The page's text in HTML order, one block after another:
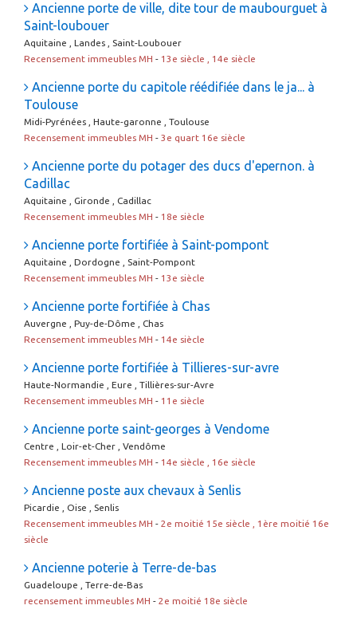
Ancienne porte de ville, dite tour de maubourguet à
Saint-loubouer
Aquitaine , Landes , Saint-Loubouer
Recensement immeubles MH - 13e siècle , 14e siècle
Ancienne porte du capitole réédifiée dans le ja... à
Toulouse
Midi-Pyrénées , Haute-garonne , Toulouse
Recensement immeubles MH - 3e quart 16e siècle
Ancienne porte du potager des ducs d'epernon. à
Cadillac
Aquitaine , Gironde , Cadillac
Recensement immeubles MH - 18e siècle
Ancienne porte fortifiée à Saint-pompont
Aquitaine , Dordogne , Saint-Pompont
Recensement immeubles MH - 13e siècle
Ancienne porte fortifiée à Chas
Auvergne , Puy-de-Dôme , Chas
Recensement immeubles MH - 14e siècle
Ancienne porte fortifiée à Tillieres-sur-avre
Haute-Normandie , Eure , Tillières-sur-Avre
Recensement immeubles MH - 11e siècle
Ancienne porte saint-georges à Vendome
Centre , Loir-et-Cher , Vendôme
Recensement immeubles MH - 14e siècle , 16e siècle
Ancienne poste aux chevaux à Senlis
Picardie , Oise , Senlis
Recensement immeubles MH - 2e moitié 15e siècle , 1ère moitié 16e
siècle
Ancienne poterie à Terre-de-bas
Guadeloupe , Terre-de-Bas
recensement immeubles MH - 2e moitié 18e siècle